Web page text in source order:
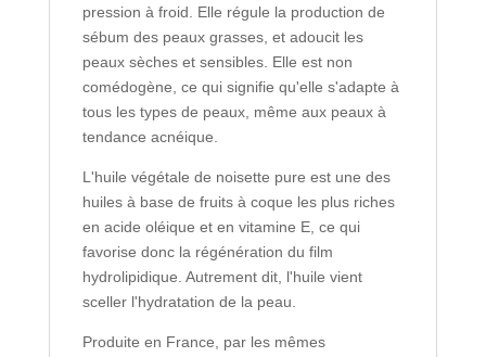
pression à froid. Elle régule la production de
sébum des peaux grasses, et adoucit les
peaux sèches et sensibles. Elle est non
comédogène, ce qui signifie qu'elle s'adapte à
tous les types de peaux, même aux peaux à
tendance acnéique.
L'huile végétale de noisette pure est une des
huiles à base de fruits à coque les plus riches
en acide oléique et en vitamine E, ce qui
favorise donc la régénération du film
hydrolipidique. Autrement dit, l'huile vient
sceller l'hydratation de la peau.
Produite en France, par les mêmes